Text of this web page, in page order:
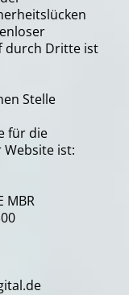
durch Dritte ist
Stelle
für die
ist:
MBR